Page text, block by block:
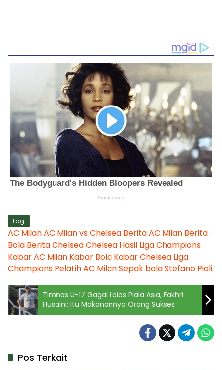
Tag:
AC MilanAC Milan vs Chelsea Berita AC Milan Berita
Bola Berita ChelseaChelsea Hasil Liga Champions
Kabar AC Milan Kabar Bola Kabar Chelsea Liga
Champions Pelatih AC MilanSepak bolaStefano Pioli
Timnas U-17 Gagal Lolos Piala Asia, Fakhri
Husaini: Itu Makanannya Orang Sukses
Pos Terkait